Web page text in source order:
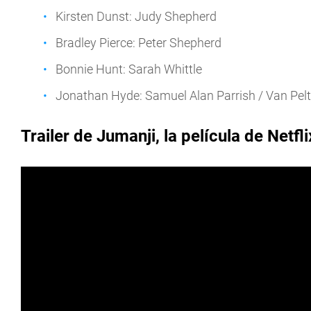
Kirsten Dunst: Judy Shepherd
Bradley Pierce: Peter Shepherd
Bonnie Hunt: Sarah Whittle
Jonathan Hyde: Samuel Alan Parrish / Van Pelt
Trailer de Jumanji, la película de